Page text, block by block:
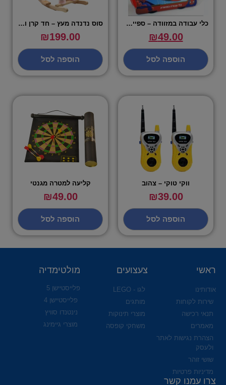
כלי עבודה במזוודה – ספיידרמן
₪49.00
הוספה לסל
סוס נדנדה מעץ – חד קרן ורוד לבן
₪199.00
הוספה לסל
ווקי טוקי – צהוב
₪39.00
הוספה לסל
קליעה למטרה מגנטי
₪49.00
הוספה לסל
ראשי
אודותינו
שירות לקוחות
תנאי רכישה
מאמרים
הצהרת נגישות לאתר
ולעסק
שושי זוהר
מדיניות פרטיות
צעצועים
לגו - LEGO
מותגים
מוצרי תינוקות
משחקי קופסה
מולטימדיה
פלייסטיישן 5
פלייסטיישן 4
נינטנדו סוויץ
מוצרי גיימינג
צרו עמנו קשר